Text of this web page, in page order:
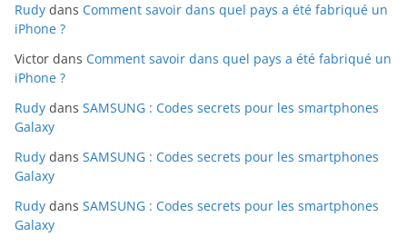
Rudy dans Comment savoir dans quel pays a été fabriqué un
iPhone ?
Victor dans Comment savoir dans quel pays a été fabriqué un
iPhone ?
Rudy dans SAMSUNG : Codes secrets pour les smartphones
Galaxy
Rudy dans SAMSUNG : Codes secrets pour les smartphones
Galaxy
Rudy dans SAMSUNG : Codes secrets pour les smartphones
Galaxy